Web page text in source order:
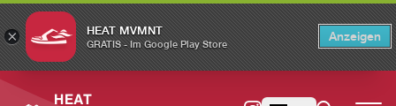
× HEAT MVMNT
GRATIS - Im Google Play Store
Anzeigen
HEAT
Switch to the English version? Switch ×